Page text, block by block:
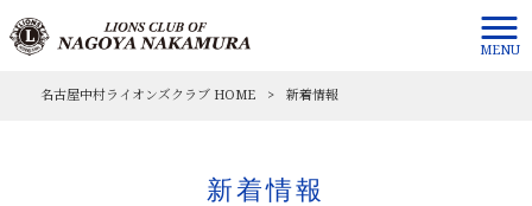
MENU
名古屋中村ライオンズクラブ HOME > 新着情報
新着情報